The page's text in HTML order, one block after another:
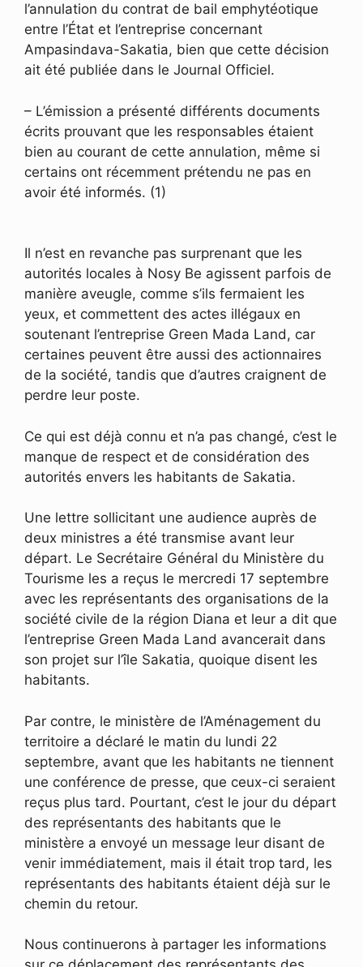
l’annulation du contrat de bail emphytéotique
entre l’État et l’entreprise concernant
Ampasindava-Sakatia, bien que cette décision
ait été publiée dans le Journal Officiel.
– L’émission a présenté différents documents
écrits prouvant que les responsables étaient
bien au courant de cette annulation, même si
certains ont récemment prétendu ne pas en
avoir été informés. (1)
Il n’est en revanche pas surprenant que les
autorités locales à Nosy Be agissent parfois de
manière aveugle, comme s’ils fermaient les
yeux, et commettent des actes illégaux en
soutenant l’entreprise Green Mada Land, car
certaines peuvent être aussi des actionnaires
de la société, tandis que d’autres craignent de
perdre leur poste.
Ce qui est déjà connu et n’a pas changé, c’est le
manque de respect et de considération des
autorités envers les habitants de Sakatia.
Une lettre sollicitant une audience auprès de
deux ministres a été transmise avant leur
départ. Le Secrétaire Général du Ministère du
Tourisme les a reçus le mercredi 17 septembre
avec les représentants des organisations de la
société civile de la région Diana et leur a dit que
l’entreprise Green Mada Land avancerait dans
son projet sur l’île Sakatia, quoique disent les
habitants.
Par contre, le ministère de l’Aménagement du
territoire a déclaré le matin du lundi 22
septembre, avant que les habitants ne tiennent
une conférence de presse, que ceux-ci seraient
reçus plus tard. Pourtant, c’est le jour du départ
des représentants des habitants que le
ministère a envoyé un message leur disant de
venir immédiatement, mais il était trop tard, les
représentants des habitants étaient déjà sur le
chemin du retour.
Nous continuerons à partager les informations